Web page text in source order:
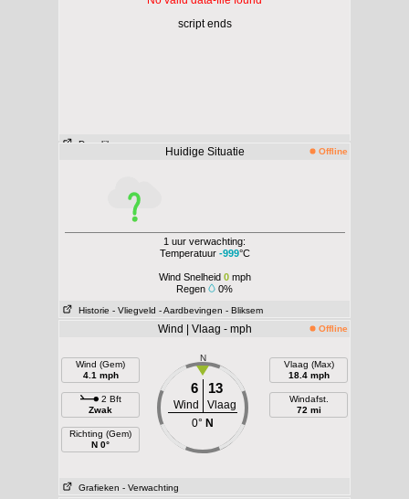
script ends
Dagelijks
Huidige Situatie Offline
1 uur verwachting:
Temperatuur -999°C
Wind Snelheid 0mph
Regen
0%
Historie - Vliegveld - Aardbevingen - Bliksem
Wind | Vlaag - mph Offline
Wind (Gem)
4.1 mph
2 Bft
Zwak
Richting (Gem)
N 0°
N
6 13
Wind
Vlaag
0° N
Vlaag (Max)
18.4 mph
Windafst.
72 mi
Grafieken - Verwachting